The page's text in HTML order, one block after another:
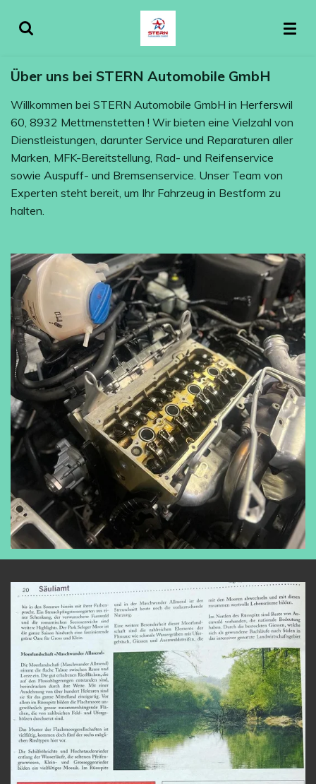
Hauptinhalt
Über uns bei STERN Automobile GmbH
Willkommen bei STERN Automobile GmbH in Herferswil
60, 8932 Mettmenstetten ! Wir bieten eine Vielzahl von
Dienstleistungen, darunter Service und Reparaturen aller
Marken, MFK-Bereitstellung, Rad- und Reifenservice
sowie Auspuff- und Bremsenservice. Unser Team von
Experten steht bereit, um Ihr Fahrzeug in Bestform zu
halten.